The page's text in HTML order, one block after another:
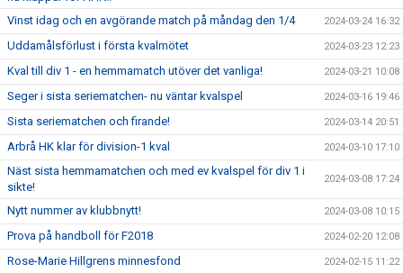
Vinst idag och en avgörande match på måndag den 1/4
2024-03-24 16:32
Uddamålsförlust i första kvalmötet 2024-03-23 12:23
Kval till div 1 - en hemmamatch utöver det vanliga! 2024-03-21 10:08
Seger i sista seriematchen- nu väntar kvalspel 2024-03-16 19:46
Sista seriematchen och firande! 2024-03-14 20:51
Arbrå HK klar för division-1 kval 2024-03-10 17:10
Näst sista hemmamatchen och med ev kvalspel för div 1 i
sikte!
2024-03-08 17:24
Nytt nummer av klubbnytt! 2024-03-08 10:15
Prova på handboll för F2018 2024-02-20 12:08
Rose-Marie Hillgrens minnesfond 2024-02-15 11:22